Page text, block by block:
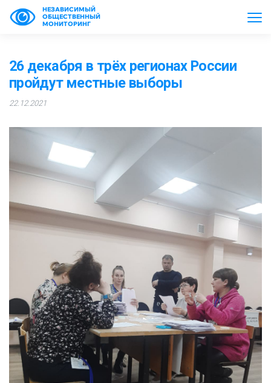
НЕЗАВИСИМЫЙ
ОБЩЕСТВЕННЫЙ
МОНИТОРИНГ
26 декабря в трёх регионах России
пройдут местные выборы
22.12.2021